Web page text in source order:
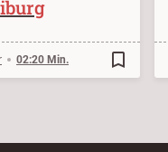
02:20 Min. bookmark_border